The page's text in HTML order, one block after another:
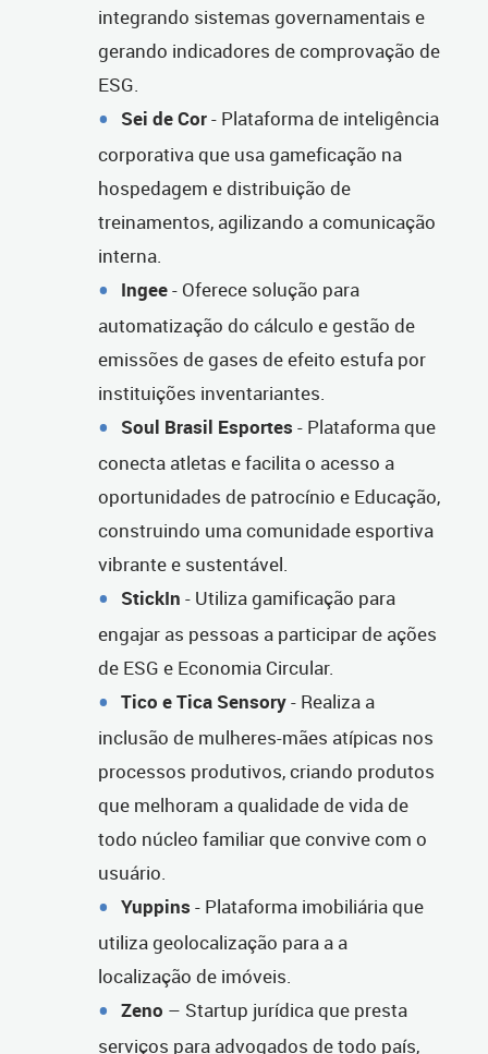
integrando sistemas governamentais e
gerando indicadores de comprovação de
ESG.
Sei de Cor- Plataforma de inteligência
corporativa que usa gameficação na
hospedagem e distribuição de
treinamentos, agilizando a comunicação
interna.
Ingee- Oferece solução para
automatização do cálculo e gestão de
emissões de gases de efeito estufa por
instituições inventariantes.
Soul Brasil Esportes - Plataforma que
conecta atletas e facilita o acesso a
oportunidades de patrocínio e Educação,
construindo uma comunidade esportiva
vibrante e sustentável.
StickIn - Utiliza gamificação para
engajar as pessoas a participar de ações
de ESG e Economia Circular.
Tico e Tica Sensory- Realiza a
inclusão de mulheres-mães atípicas nos
processos produtivos, criando produtos
que melhoram a qualidade de vida de
todo núcleo familiar que convive com o
usuário.
Yuppins - Plataforma imobiliária que
utiliza geolocalização para a a
localização de imóveis.
Zeno – Startup jurídica que presta
serviços para advogados de todo país,